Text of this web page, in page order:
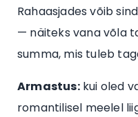
Rahaasjades võib
— näiteks vana võla
summa, mis tuleb
Armastus:kui oled
romantilisel meelel